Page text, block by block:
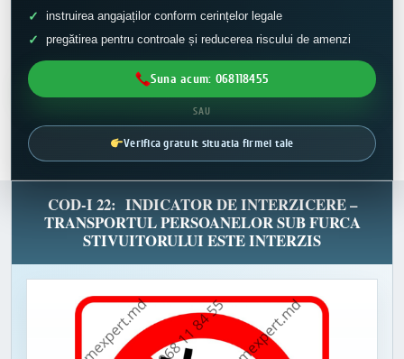
instruirea angajaților conform cerințelor legale
pregătirea pentru controale și reducerea riscului de amenzi
Suna acum: 068118455
SAU
Verifica gratuit situatia firmei tale
COD-I 22: INDICATOR DE INTERZICERE –
TRANSPORTUL PERSOANELOR SUB FURCA
STIVUITORULUI ESTE INTERZIS